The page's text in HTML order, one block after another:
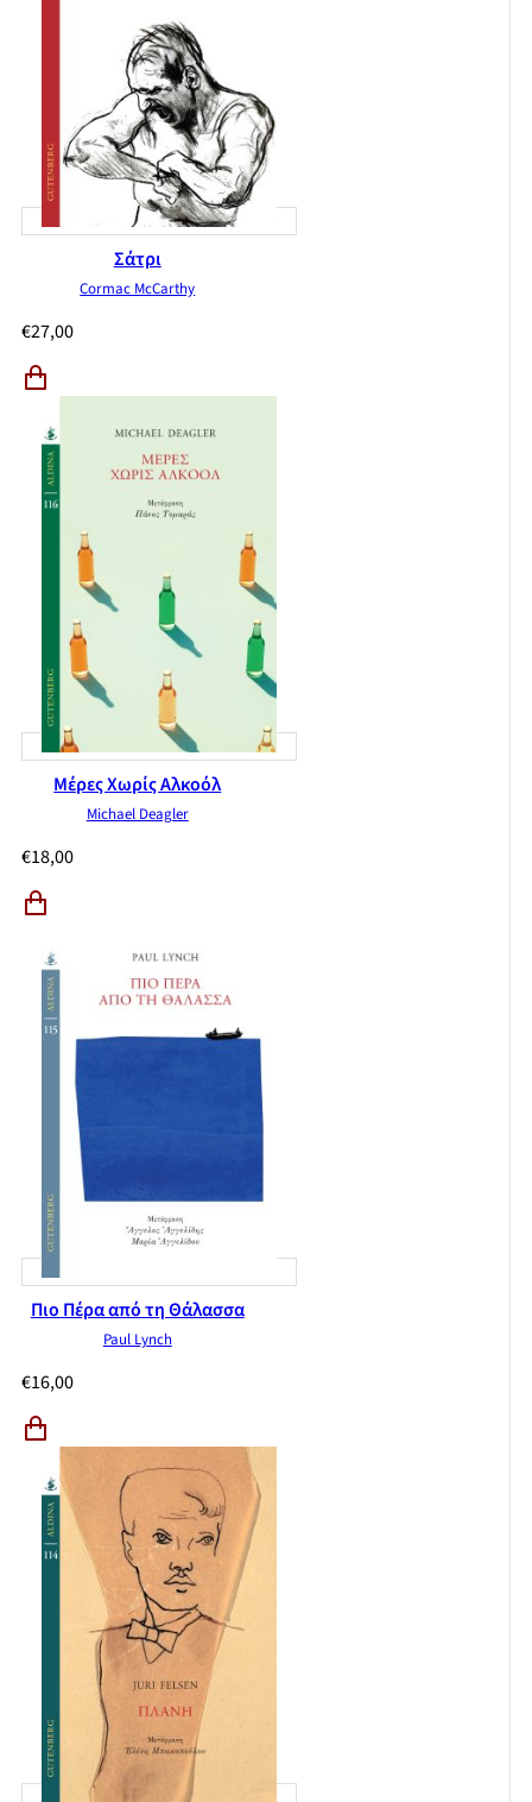
Σάτρι
Cormac McCarthy
€27,00
Μέρες Χωρίς Αλκοόλ
Michael Deagler
€18,00
Πιο Πέρα από τη Θάλασσα
Paul Lynch
€16,00